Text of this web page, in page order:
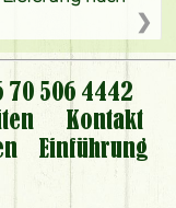
geöffnet?
persönlich
möglich?
70 506 4442
Kontakt
Einführung